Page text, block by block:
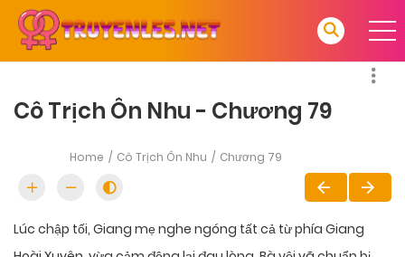
Cô Trịch Ôn Nhu - Chương 79
Home Cô Trịch Ôn Nhu Chương 79
Lúc chập tối, Giang mẹ nghe ngóng tất cả từ phía Giang